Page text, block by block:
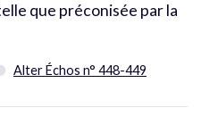
que préconisée par la
Alter Échos n° 448-449